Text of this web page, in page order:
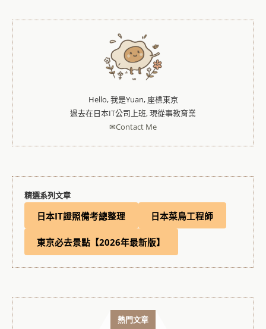
Hello, 我是Yuan, 座標東京
過去在日本IT公司上班, 現從事教育業
✉Contact Me
精選系列文章
日本IT證照備考總整理 日本菜鳥工程師
東京必去景點【2026年最新版】
熱門文章